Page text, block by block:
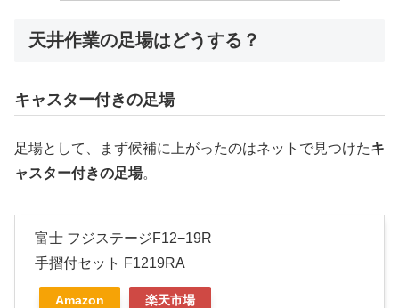
天井作業の足場はどうする？
キャスター付きの足場
足場として、まず候補に上がったのはネットで見つけたキ
ャスター付きの足場。
富士 フジステージF12−19R
手摺付セット F1219RA
Amazon 楽天市場